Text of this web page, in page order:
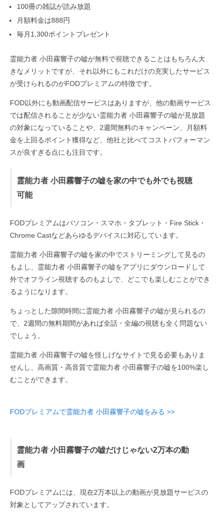
100冊の雑誌が読み放題
月額料金は888円
毎月1,300ポイントプレゼント
霊能力者 小田霧響子の嘘が無料で視聴できることはもちろん大
きなメリットですが、それ以外にもこれだけの充実したサービス
が受けられるのがFODプレミアムの特徴です。
FOD以外にも動画配信サービスはありますが、他の動画サービス
では配信されることが少ない霊能力者 小田霧響子の嘘が見放題
の対象になっていることや、2週間無料のキャンペーン、月額料
金を上回るポイント獲得など、他社と比べてコストパフォーマン
スが良すぎる点にも注目です。
霊能力者 小田霧響子の嘘を家の中でも外でも視聴
可能
FODプレミアムはパソコン・スマホ・タブレット・Fire Stick・
Chrome Castなどあらゆるデバイスに対応しています。
霊能力者 小田霧響子の嘘を家の中でストリーミングして見るの
もよし、霊能力者 小田霧響子の嘘をアプリにダウンロードして
外でオフライン視聴するのもよしで、どこでも楽しむことができ
るようになります。
ちょっとした隙間時間に霊能力者 小田霧響子の嘘が見られるの
で、2週間の無料期間があれば全話・全編の視聴も全く問題ない
でしょう。
霊能力者 小田霧響子の嘘を怪しげなサイトで見る必要もありま
せんし、高画質・高音質で霊能力者 小田霧響子の嘘を100%楽し
むことができます。
FODプレミアムで霊能力者 小田霧響子の嘘をみる >>
霊能力者 小田霧響子の嘘だけじゃない2万本の動
画
FODプレミアムには、現在2万本以上の動画が見放題サービスの
対象としてアップされています。